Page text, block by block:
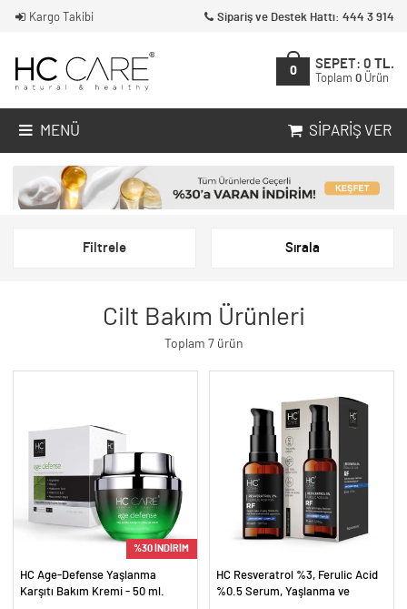
Kargo Takibi Sipariş ve Destek Hattı: 444 3 914
0
SEPET: 0 TL.
Toplam 0 Ürün
MENÜ SIPARIŞ VER
Filtrele Sırala
Cilt Bakım Ürünleri
Toplam 7 ürün
%30 İNDİRİM
HC Age-Defense Yaşlanma
Karşıtı Bakım Kremi - 50 ml.
HC Resveratrol %3, Ferulic Acid
%0.5 Serum, Yaşlanma ve